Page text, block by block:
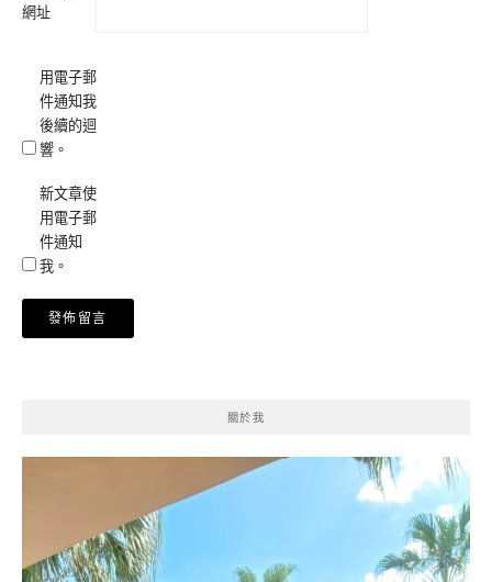
網址
用電子郵
件通知我
後續的迴
響。
新文章使
用電子郵
件通知
我。
關於我